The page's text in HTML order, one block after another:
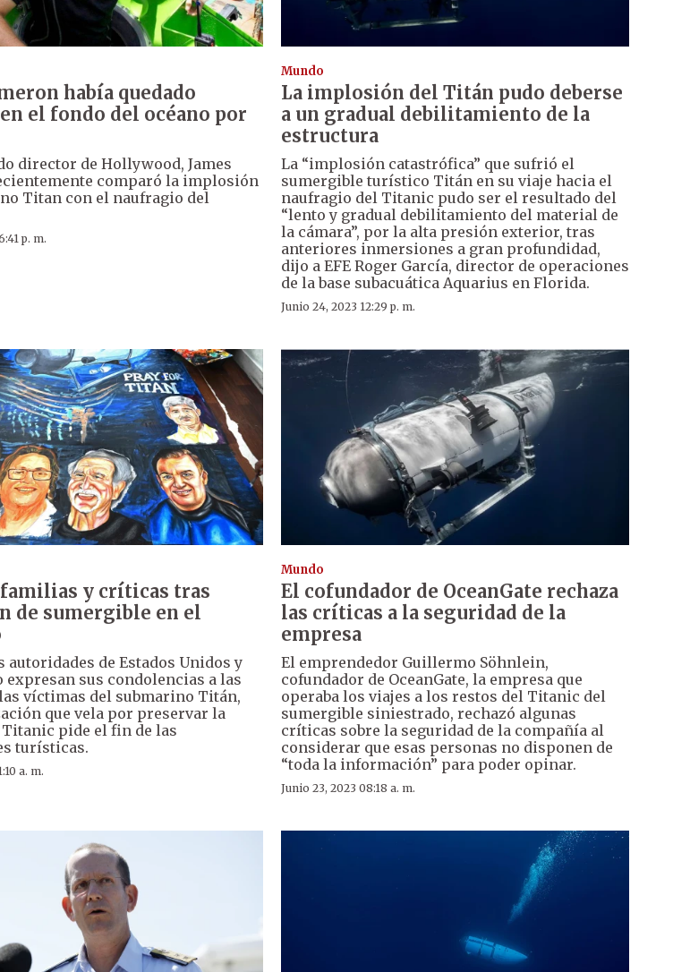
había quedado
el fondo del océano por
director de Hollywood, James
comparó la implosión
Titan con el naufragio del
p. m.
Mundo
La implosión del Titán pudo deberse
a un gradual debilitamiento de la
estructura
La “implosión catastrófica” que sufrió el
sumergible turístico Titán en su viaje hacia el
naufragio del Titanic pudo ser el resultado del
“lento y gradual debilitamiento del material de
la cámara”, por la alta presión exterior, tras
anteriores inmersiones a gran profundidad,
dijo a EFE Roger García, director de operaciones
de la base subacuática Aquarius en Florida.
Junio 24, 2023 12:29 p. m.
familias y críticas tras
de sumergible en el
autoridades de Estados Unidos y
expresan sus condolencias a las
víctimas del submarino Titán,
que vela por preservar la
pide el fin de las
turísticas.
a. m.
Mundo
El cofundador de OceanGate rechaza
las críticas a la seguridad de la
empresa
El emprendedor Guillermo Söhnlein,
cofundador de OceanGate, la empresa que
operaba los viajes a los restos del Titanic del
sumergible siniestrado, rechazó algunas
críticas sobre la seguridad de la compañía al
considerar que esas personas no disponen de
“toda la información” para poder opinar.
Junio 23, 2023 08:18 a. m.